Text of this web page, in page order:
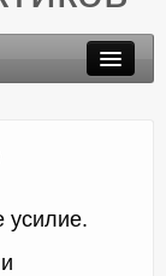
усилие.